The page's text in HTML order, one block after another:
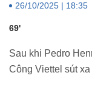
26/10/2025 | 18:35
69'
Sau khi Pedro
Công Viettel sút